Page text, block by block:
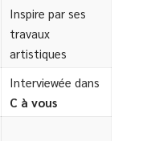
Inspire par ses
travaux
artistiques
Interviewée dans
C à vous